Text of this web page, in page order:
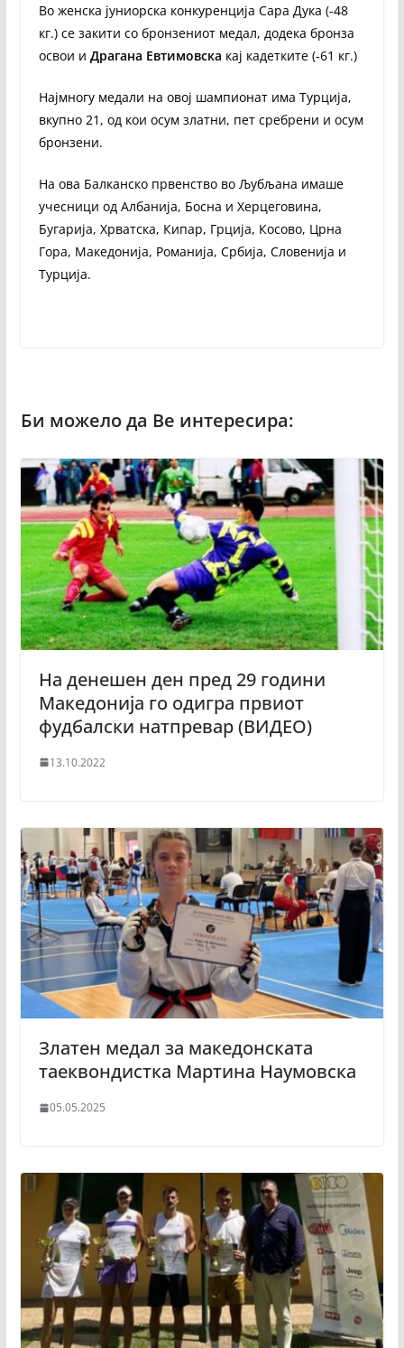
Во женска јуниорска конкуренција Сара Дука (-48
кг.) се закити со бронзениот медал, додека бронза
освои и Драгана Евтимовска кај кадетките (-61 кг.)
Најмногу медали на овој шампионат има Турција,
вкупно 21, од кои осум златни, пет сребрени и осум
бронзени.
На ова Балканско првенство во Љубљана имаше
учесници од Албанија, Босна и Херцеговина,
Бугарија, Хрватска, Кипар, Грција, Косово, Црна
Гора, Македонија, Романија, Србија, Словенија и
Турција.
На денешен ден пред 29 години
Македонија го одигра првиот
фудбалски натпревар (ВИДЕО)
13.10.2022
Златен медал за македонската
таеквондистка Мартина Наумовска
05.05.2025